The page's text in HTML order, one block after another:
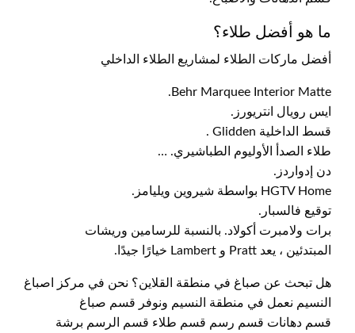
ما هو أفضل طلاء؟
أفضل ماركات الطلاء لمشاريع الطلاء الداخلي
Behr Marquee Interior Matte.
ايس رويال انتريورز.
قسط الداخلية Glidden .
طلاء الصدأ الأوليوم الطباشيري. …
دن إدواردز.
HGTV Home بواسطة شيروين ويليامز.
توقيع فالسبار.
برات ولامبرت أكولاد. بالنسبة للرسامين وريشات
المبتدئين ، يعد Pratt و Lambert خيارًا جيدًا.
هل تبحث عن صباغ في منطقة القلاين؟ نحن في مركز اصباغ
النسيم نعمل في منطقة النسيم ونوفر قسم صباغ
قسم دهانات قسم رسم قسم طلاء قسم الرسم برشة